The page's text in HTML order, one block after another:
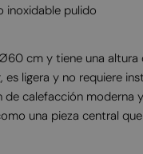
inoxidable pulido
cm y tiene una altura
ligera y no requiere
de calefacción moderna
una pieza central